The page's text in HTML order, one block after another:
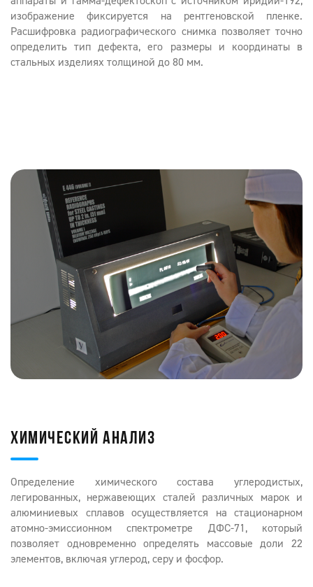
изображение фиксируется на рентгеновской пленке.
Расшифровка радиографического снимка позволяет точно
определить тип дефекта, его размеры и координаты в
стальных изделиях толщиной до 80 мм.
ХИМИЧЕСКИЙ АНАЛИЗ
Определение химического состава углеродистых,
легированных, нержавеющих сталей различных марок и
алюминиевых сплавов осуществляется на стационарном
атомно-эмиссионном спектрометре ДФС-71, который
позволяет одновременно определять массовые доли 22
элементов, включая углерод, серу и фосфор.